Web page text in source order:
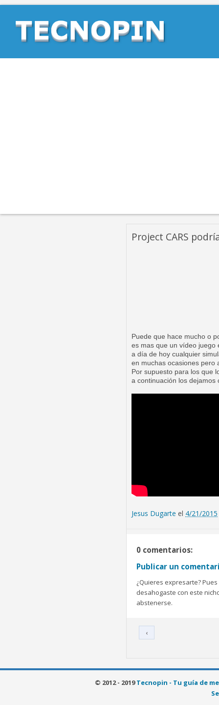
Project CARS
Puede que hace mucho o
es mas que un vídeo juego
a día de hoy cualquier
en muchas ocasiones pero
Por supuesto para los que
a continuación los dejamos
Jesus Dugarte el 4/21/2015
0 comentarios:
Publicar un
¿Quieres expresarte?
desahogaste con este
abstenerse.
‹
© 2012 - 2019Tecnopin - Tu guía de